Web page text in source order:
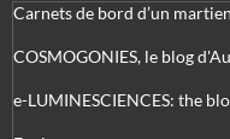
Carnets de bord d’un
COSMOGONIES, le blog
e-LUMINESCIENCES: the